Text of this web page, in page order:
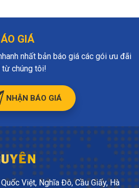
GIÁ
nhất bản báo giá các gói ưu đãi
từ chúng tôi!
NHẬN BÁO GIÁ
Việt, Nghĩa Đô, Cầu Giấy, Hà